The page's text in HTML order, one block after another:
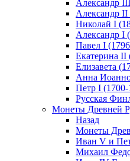
Александр
Александр II
Николай I
Александр I
Павел I
Екатерина II
Елизавета
Анна
Петр I (1700-
Русская
Монеты Древней
Назад
Монеты
Иван V и
Михаил